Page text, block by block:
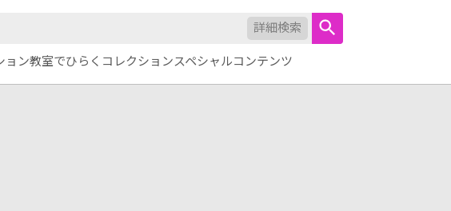
詳細検索
ョン教室でひらくコレクションスペシャルコンテンツ